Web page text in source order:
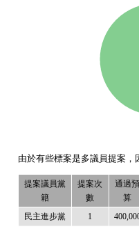
由於有些標案是多議員提案
提案議員黨
籍
提案次
數
通過預
算
民主進步黨 1